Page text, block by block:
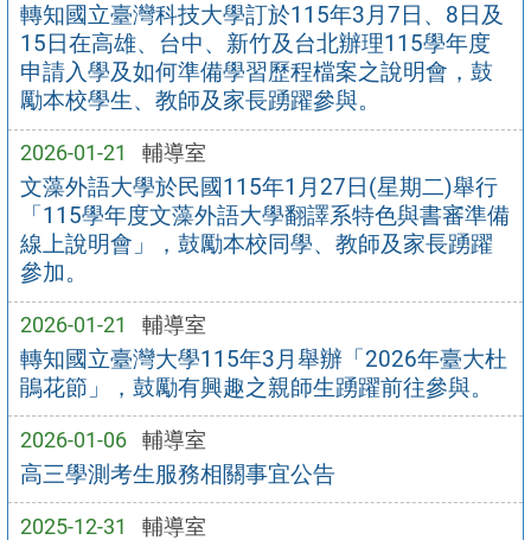
轉知國立臺灣科技大學訂於115年3月7日、8日及
15日在高雄、台中、新竹及台北辦理115學年度
申請入學及如何準備學習歷程檔案之說明會，鼓
勵本校學生、教師及家長踴躍參與。
2026-01-21 輔導室
文藻外語大學於民國115年1月27日(星期二)舉行
「115學年度文藻外語大學翻譯系特色與書審準備
線上說明會」，鼓勵本校同學、教師及家長踴躍
參加。
2026-01-21 輔導室
轉知國立臺灣大學115年3月舉辦「2026年臺大杜
鵑花節」，鼓勵有興趣之親師生踴躍前往參與。
2026-01-06 輔導室
高三學測考生服務相關事宜公告
2025-12-31 輔導室